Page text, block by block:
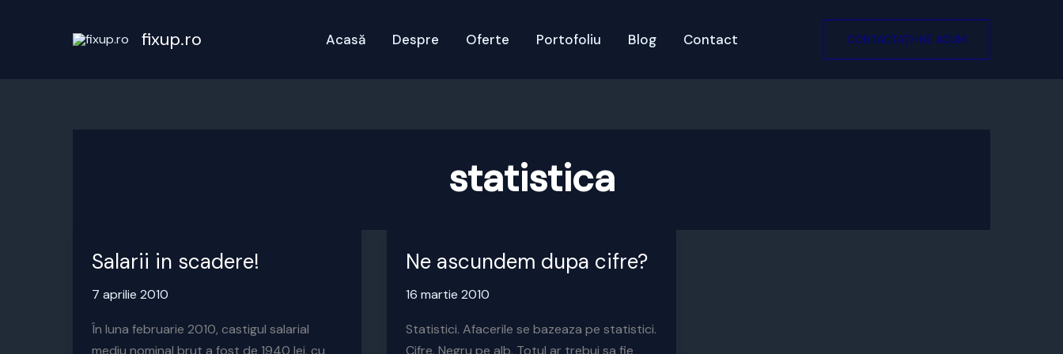
fixup.ro Acasă Despre Oferte Portofoliu Blog Contact CONTACTAȚI-NE ACUM
statistica
Salarii in scadere!
7 aprilie 2010
În luna februarie 2010, castigul salarial
mediu nominal brut a fost de 1940 lei, cu
Ne ascundem dupa cifre?
16 martie 2010
Statistici. Afacerile se bazeaza pe statistici.
Cifre. Negru pe alb. Totul ar trebui sa fie